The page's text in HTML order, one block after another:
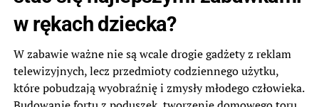
w rękach dziecka?
W zabawie ważne nie są wcale drogie gadżety z reklam
telewizyjnych, lecz przedmioty codziennego użytku,
które pobudzają wyobraźnię i zmysły młodego człowieka.